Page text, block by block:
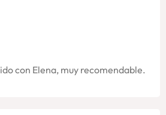
con Elena, muy recomendable.